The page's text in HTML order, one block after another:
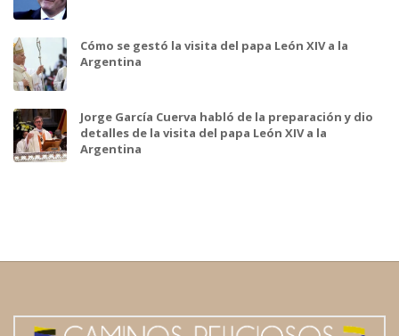
Cómo se gestó la visita del papa León XIV a la
Argentina
Jorge García Cuerva habló de la preparación y dio
detalles de la visita del papa León XIV a la
Argentina